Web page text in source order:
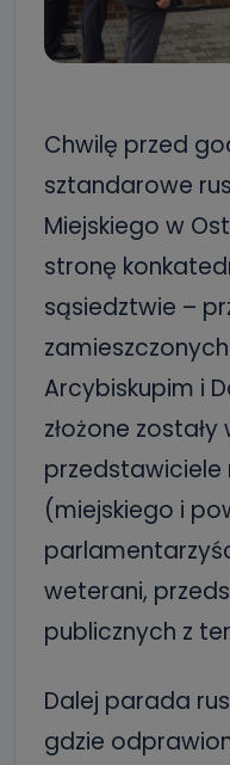
Chwilę przed
sztandarowe
Miejskiego w
stronę
sąsiedztwie –
Arcybiskupim i
złożone
przedstawiciele
(miejskiego i
weterani,
publicznych z
Dalej parada
gdzie